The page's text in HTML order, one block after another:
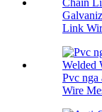
Link
Pvc nga
Wire